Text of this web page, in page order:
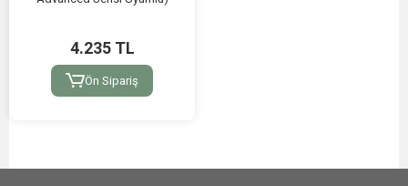
4.235 TL
Ön Sipariş